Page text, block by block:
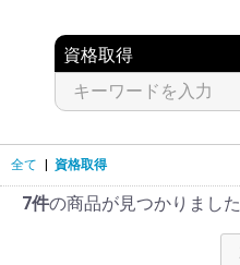
全て 資格取得
7件の商品が見つかりました